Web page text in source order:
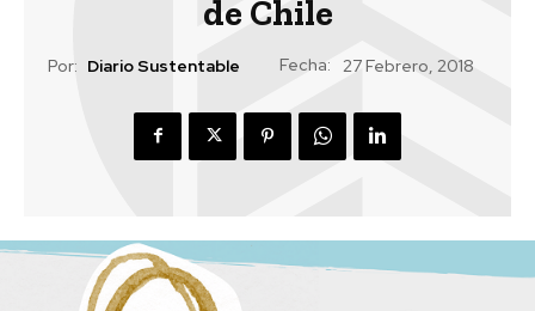
de Chile
Por: Diario Sustentable Fecha: 27 Febrero, 2018